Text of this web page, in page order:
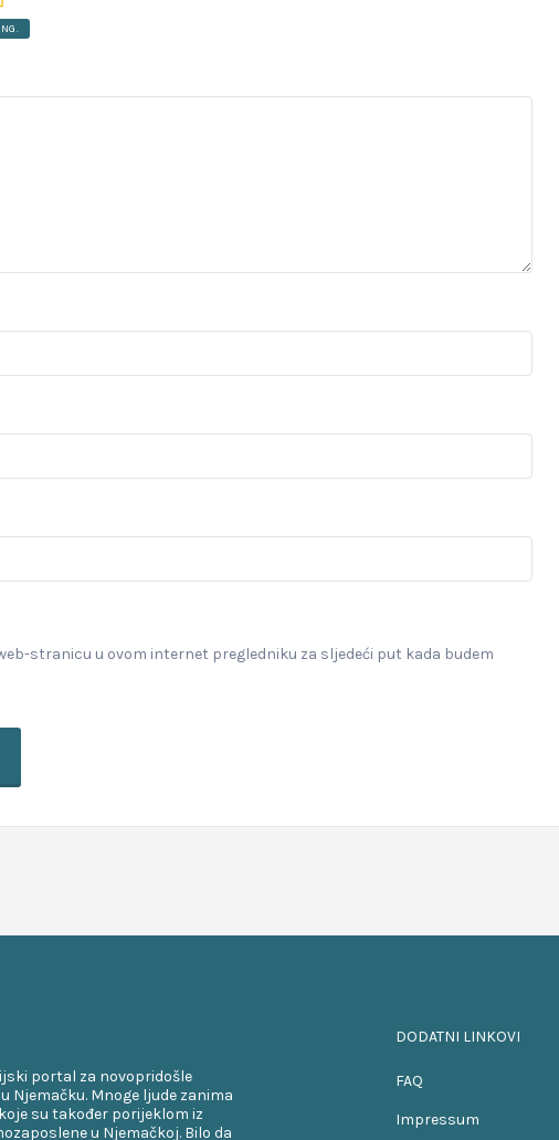
stranicu u ovom internet pregledniku za sljedeći put kada budem
portal za novopridošle
Njemačku. Mnoge ljude zanima
su također porijeklom iz
u Njemačkoj. Bilo da
DODATNI LINKOVI
FAQ
Impressum